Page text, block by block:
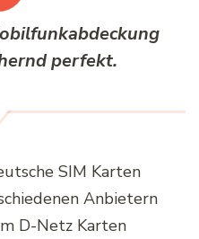
perfekt.
SIM Karten
Anbietern
D-Netz Karten